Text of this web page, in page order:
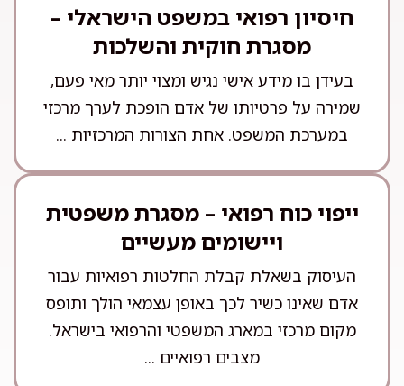
חיסיון רפואי במשפט הישראלי –
מסגרת חוקית והשלכות
בעידן בו מידע אישי נגיש ומצוי יותר מאי פעם,
שמירה על פרטיותו של אדם הופכת לערך מרכזי
במערכת המשפט. אחת הצורות המרכזיות ...
ייפוי כוח רפואי – מסגרת משפטית
ויישומים מעשיים
העיסוק בשאלת קבלת החלטות רפואיות עבור
אדם שאינו כשיר לכך באופן עצמאי הולך ותופס
מקום מרכזי במארג המשפטי והרפואי בישראל.
מצבים רפואיים ...